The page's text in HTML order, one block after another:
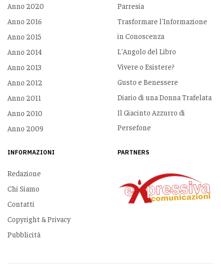
Anno 2020
Anno 2016
Anno 2015
Anno 2014
Anno 2013
Anno 2012
Anno 2011
Anno 2010
Anno 2009
Parresia
Trasformare l'Informazione
in Conoscenza
L'Angolo del Libro
Vivere o Esistere?
Gusto e Benessere
Diario di una Donna Trafelata
Il Giacinto Azzurro di
Persefone
INFORMAZIONI
Redazione
Chi Siamo
Contatti
Copyright & Privacy
Pubblicità
PARTNERS